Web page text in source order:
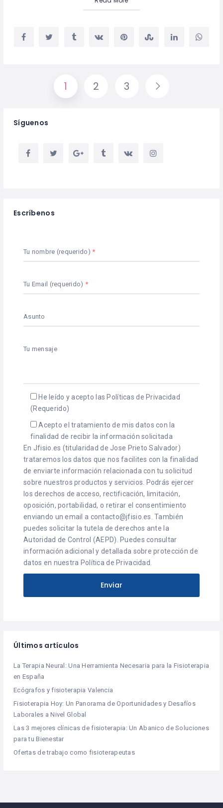
1 2 3
Síguenos
Escríbenos
Tu nombre (requerido)
Tu Email (requerido)
Asunto
Tu mensaje
He leído y acepto las Políticas de Privacidad
(Requerido)
Acepto el tratamiento de mis datos con la
finalidad de recibir la información solicitada
En Jfisio.es (titularidad de Jose Prieto Salvador)
trataremos los datos que nos facilites con la finalidad
de enviarte información relacionada con tu solicitud
sobre nuestros productos y servicios. Podrás ejercer
los derechos de acceso, rectificación, limitación,
oposición, portabilidad, o retirar el consentimiento
enviando un email a contacto@jfisio.es. También
puedes solicitar la tutela de derechos ante la
Autoridad de Control (AEPD). Puedes consultar
información adicional y detallada sobre protección de
datos en nuestra Política de Privacidad.
Últimos artículos
La Terapia Neural: Una Herramienta Necesaria para la Fisioterapia
en España
Ecógrafos y fisioterapia Valencia
Fisioterapia Hoy: Un Panorama de Oportunidades y Desafíos
Laborales a Nivel Global
Las 3 mejores clínicas de fisioterapia: Un Abanico de Soluciones
para tu Bienestar
Ofertas de trabajo como fisioterapeutas